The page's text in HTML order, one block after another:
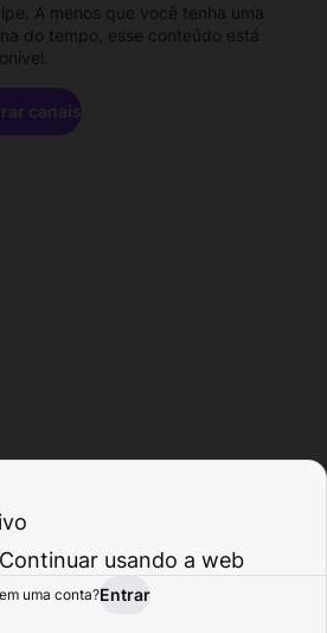
Atividade
A menos que você tenha uma
do tempo, esse conteúdo está
canais
Continuar usando a web
uma conta?Entrar